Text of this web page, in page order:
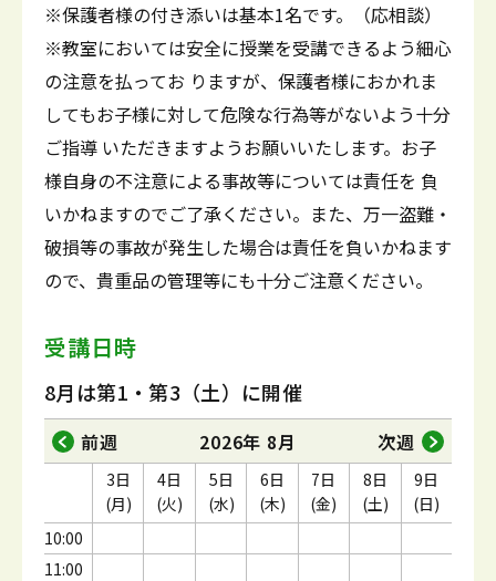
※保護者様の付き添いは基本1名です。（応相談）
※教室においては安全に授業を受講できるよう細心
の注意を払ってお りますが、保護者様におかれま
してもお子様に対して危険な行為等がないよう十分
ご指導 いただきますようお願いいたします。お子
様自身の不注意による事故等については責任を 負
いかねますのでご了承ください。また、万一盗難・
破損等の事故が発生した場合は責任を負いかねます
ので、貴重品の管理等にも十分ご注意ください。
受講日時
8月は第1・第3（土）に開催
前週 2026年 8月 次週
10:00
11:00
3日
(月)
4日
(火)
5日
(水)
6日
(木)
7日
(金)
8日
(土)
9日
(日)